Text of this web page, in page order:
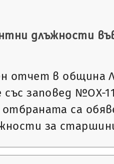
длъжности
отчет в община
заповед №ОХ-
са
за